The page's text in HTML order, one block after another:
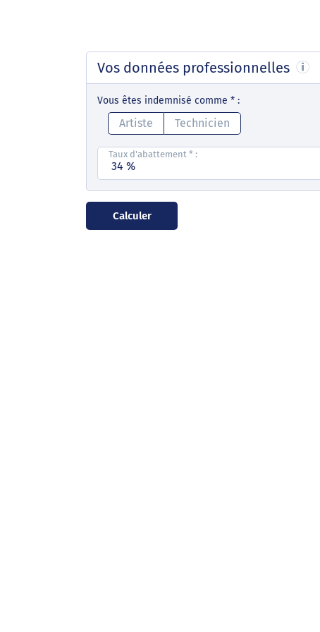
Vos données professionnelles
Artiste Technicien
Vous êtes indemnisé comme * :
Taux d'abattement * :
Calculer